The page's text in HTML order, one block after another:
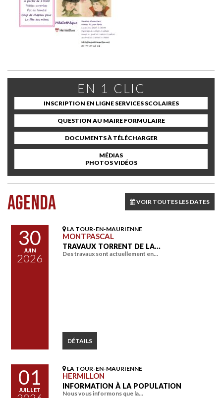
EN 1 CLIC
INSCRIPTION EN LIGNE SERVICES SCOLAIRES
QUESTION AU MAIRE FORMULAIRE
DOCUMENTS À TÉLÉCHARGER
MÉDIAS
PHOTOS VIDÉOS
AGENDA VOIR TOUTES LES DATES
30
JUIN
2026
LA TOUR-EN-MAURIENNE
MONTPASCAL
TRAVAUX TORRENT DE LA…
Des travaux sont actuellement en…
DÉTAILS
01
JUILLET
LA TOUR-EN-MAURIENNE
HERMILLON
INFORMATION À LA POPULATION
Nous vous informons que la…